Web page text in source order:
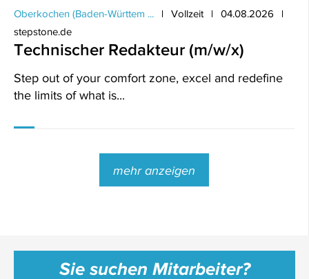
Oberkochen (Baden-Württem ... Vollzeit
04.08.2026
stepstone.de
Technischer Redakteur (m/w/x)
Step out of your comfort zone, excel and redefine
the limits of what is...
mehr anzeigen
Sie suchen Mitarbeiter?